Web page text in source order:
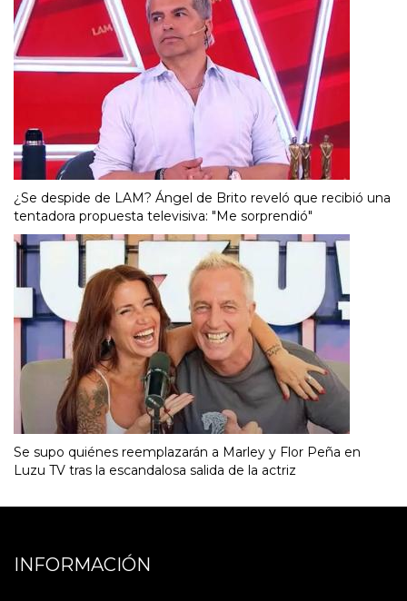
¿Se despide de LAM? Ángel de Brito reveló que recibió una
tentadora propuesta televisiva: "Me sorprendió"
Se supo quiénes reemplazarán a Marley y Flor Peña en
Luzu TV tras la escandalosa salida de la actriz
INFORMACIÓN